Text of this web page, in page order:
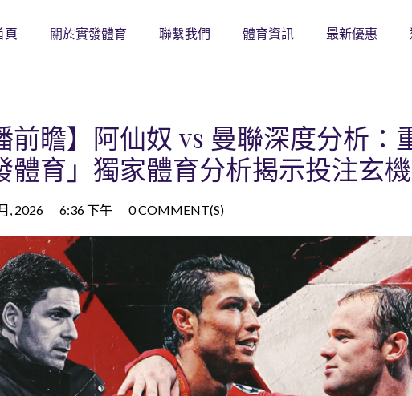
頁 關於實發體育 聯繫我們 體育資訊 最新優惠
前瞻】阿仙奴 vs 曼聯深度分析：
體育」獨家體育分析揭示投注玄機
, 2026 6:36 下午 0 COMMENT(S)